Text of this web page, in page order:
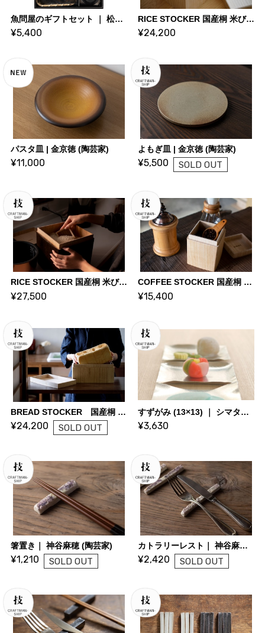
魚問屋のギフトセット ｜ 松本魚問屋
¥5,400
RICE STOCKER 国産桐 米びつ ライスストッカー【5kg 蜜蝋】 | KIRIFT 美術木箱うらた | KIRIFT Artwork wooden box Urata
¥24,200
パスタ皿 | 金京徳 (陶芸家)
¥11,000
よもぎ皿 | 金京徳 (陶芸家)
¥5,500 SOLD OUT
RICE STOCKER 国産桐 米びつ ライスストッカー【5kg 焼桐】 | KIRIFT 美術木箱うらた | KIRIFT Artwork wooden box Urata
¥27,500
COFFEE STOCKER 国産桐 コーヒーストッカー【200g 蜜蝋仕上げ】| KIRIFT 美術木箱うらた | KIRIFT Artwork wooden box Urata
¥15,400
BREAD STOCKER 国産桐 ブレッドストッカー【2斤サイズ】| KIRIFT 美術木箱うらた | KIRIFT Artwork wooden box Urata
¥24,200 SOLD OUT
すずがみ (13×13) ｜ シマタニ昇龍工房
¥3,630
箸置き｜ 神谷麻穂 (陶芸家)
¥1,210 SOLD OUT
カトラリーレスト｜ 神谷麻穂 (陶芸家)
¥2,420 SOLD OUT